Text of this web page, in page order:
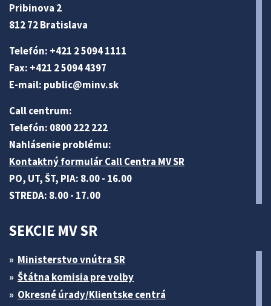
Pribinova 2
812 72 Bratislava
Telefón: +421 2 5094 1111
Fax: +421 2 5094 4397
E-mail: public@minv.sk
Call centrum:
Telefón: 0800 222 222
Nahlásenie problému:
Kontaktný formulár Call Centra MV SR
PO, UT, ŠT, PIA: 8.00 - 16.00
STREDA: 8.00 - 17.00
SEKCIE MV SR
Ministerstvo vnútra SR
Štátna komisia pre volby
Okresné úrady/Klientske centrá